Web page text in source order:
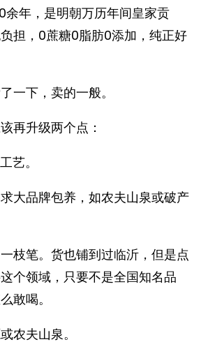
年，是明朝万历年间皇家贡
担，0蔗糖0脂肪0添加，纯正好
一下，卖的一般。
再升级两个点：
艺。
大品牌包养，如农夫山泉或破产
枝笔。货也铺到过临沂，但是点
个领域，只要不是全国知名品
敢喝。
农夫山泉。